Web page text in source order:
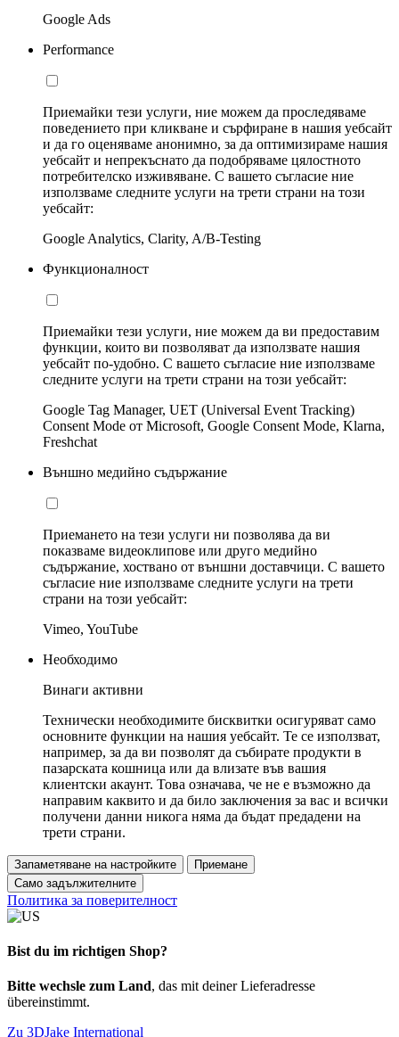
Google Ads
Performance
Приемайки тези услуги, ние можем да проследяваме
поведението при кликване и сърфиране в нашия уебсайт
и да го оценяваме анонимно, за да оптимизираме нашия
уебсайт и непрекъснато да подобряваме цялостното
потребителско изживяване. С вашето съгласие ние
използваме следните услуги на трети страни на този
уебсайт:
Google Analytics, Clarity, A/B-Testing
Функционалност
Приемайки тези услуги, ние можем да ви предоставим
функции, които ви позволяват да използвате нашия
уебсайт по-удобно. С вашето съгласие ние използваме
следните услуги на трети страни на този уебсайт:
Google Tag Manager, UET (Universal Event Tracking)
Consent Mode от Microsoft, Google Consent Mode, Klarna,
Freshchat
Външно медийно съдържание
Приемането на тези услуги ни позволява да ви
показваме видеоклипове или друго медийно
съдържание, хоствано от външни доставчици. С вашето
съгласие ние използваме следните услуги на трети
страни на този уебсайт:
Vimeo, YouTube
Необходимо
Винаги активни
Технически необходимите бисквитки осигуряват само
основните функции на нашия уебсайт. Те се използват,
например, за да ви позволят да събирате продукти в
пазарската кошница или да влизате във вашия
клиентски акаунт. Това означава, че не е възможно да
направим каквито и да било заключения за вас и всички
получени данни никога няма да бъдат предадени на
трети страни.
Запаметяване на настройките
Приемане
Само задължителните
Политика за поверителност
Bist du im richtigen Shop?
Bitte wechsle zum Land, das mit deiner Lieferadresse
übereinstimmt.
Zu 3DJake International